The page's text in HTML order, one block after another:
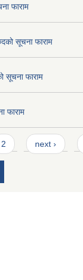
फाराम
सूचना फाराम
सूचना फाराम
फाराम
2 next ›